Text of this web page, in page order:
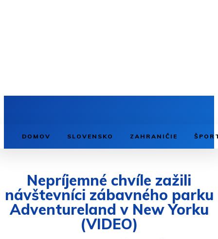
DOMOV SLOVENSKO ZAHRANIČIE
Nepríjemné chvíle zažili
návštevníci zábavného parku
Adventureland v New Yorku
(VIDEO)